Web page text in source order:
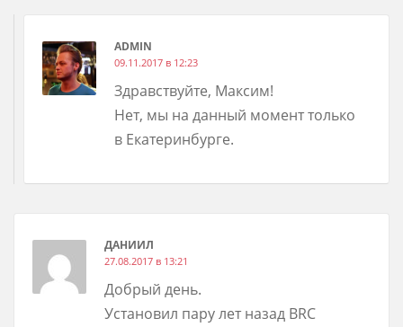
ADMIN
09.11.2017 в 12:23
Здравствуйте, Максим!
Нет, мы на данный момент только
в Екатеринбурге.
ДАНИИЛ
27.08.2017 в 13:21
Добрый день.
Установил пару лет назад BRC